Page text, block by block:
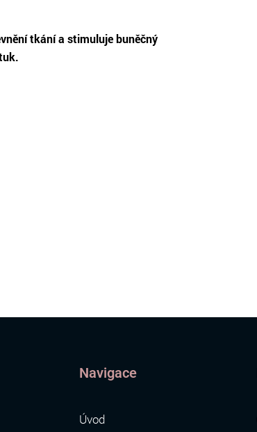
tkání a stimuluje buněčný
Navigace
Úvod